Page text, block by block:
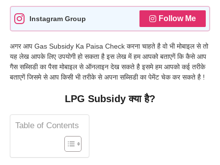
Instagram Group Follow Me
अगर आप Gas Subsidy Ka Paisa Check करना चाहते है वो भी मोबाइल से तो
यह लेख आपके लिए उपयोगी हो सकता है इस लेख में हम आपको बताएगें कि कैसे आप
गैस सब्सिडी का पैसा मोबाइल से ऑनलाइन देख सकते है इसमे हम आपको कई तरीके
बताएगें जिसमे से आप किसी भी तरीके से अपना सब्सिडी का पेमेंट चेक कर सकते है !
LPG Subsidy क्या है?
Table of Contents